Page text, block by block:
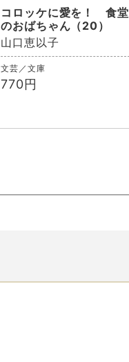
コロッケに愛を！ 食堂
のおばちゃん（20）
山口恵以子
文芸／文庫
770円